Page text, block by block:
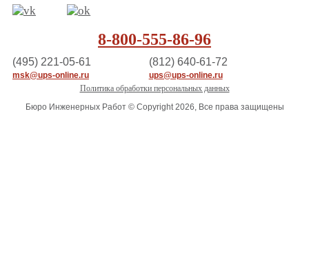
8-800-555-86-96
(495) 221-05-61
msk@ups-online.ru
(812) 640-61-72
ups@ups-online.ru
Политика обработки персональных данных
Бюро Инженерных Работ © Copyright 2026, Все права защищены